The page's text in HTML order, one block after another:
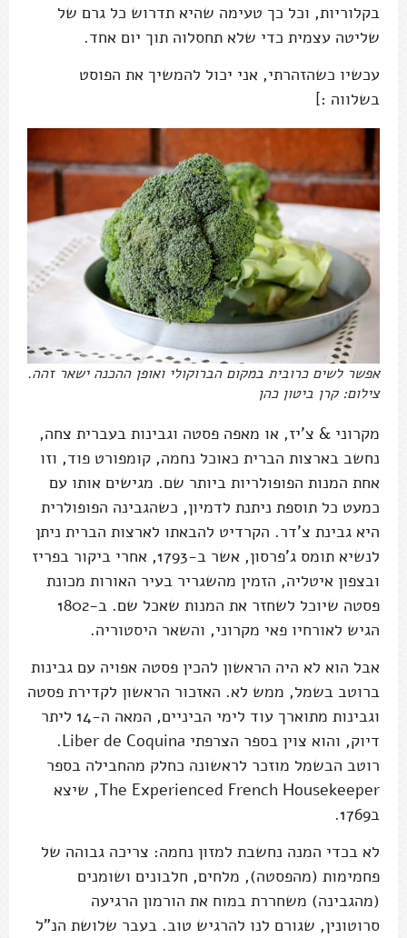
בקלוריות, וכל כך טעימה שהיא תדרוש כל גרם של
שליטה עצמית כדי שלא תחסלוה תוך יום אחד.
עכשיו כשהזהרתי, אני יכול להמשיך את הפוסט
בשלווה :]
אפשר לשים כרובית במקום הברוקולי ואופן ההכנה ישאר זהה.
צילום: קרן ביטון כהן
מקרוני & צ'יז, או מאפה פסטה וגבינות בעברית צחה,
נחשב בארצות הברית כאוכל נחמה, קומפורט פוד, וזו
אחת המנות הפופולריות ביותר שם. מגישים אותו עם
כמעט כל תוספת ניתנת לדמיון, כשהגבינה הפופולרית
היא גבינת צ'דר. הקרדיט להבאתו לארצות הברית ניתן
לנשיא תומס ג'פרסון, אשר ב-1793, אחרי ביקור בפריז
ובצפון איטליה, הזמין מהשגריר בעיר האורות מכונת
פסטה שיוכל לשחזר את המנות שאכל שם. ב-1802
הגיש לאורחיו פאי מקרוני, והשאר היסטוריה.
אבל הוא לא היה הראשון להכין פסטה אפויה עם גבינות
ברוטב בשמל, ממש לא. האזכור הראשון לקדירת פסטה
וגבינות מתוארך עוד לימי הביניים, המאה ה-14 ליתר
דיוק, והוא צוין בספר הצרפתי Liber de Coquina.
רוטב הבשמל מוזכר לראשונה כחלק מהחבילה בספר
The Experienced French Housekeeper, שיצא
ב1769.
לא בכדי המנה נחשבת למזון נחמה: צריכה גבוהה של
פחמימות (מהפסטה), מלחים, חלבונים ושומנים
(מהגבינה) משחררת במוח את הורמון הרגיעה
סרוטונין, שגורם לנו להרגיש טוב. בעבר שלושת הנ"ל